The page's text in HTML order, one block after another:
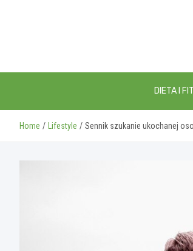
DIETA I
Home Lifestyle Sennik szukanie ukochanej